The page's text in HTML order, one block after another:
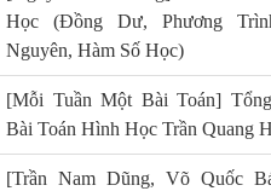
Học (Đồng Dư, Phương
Nguyên, Hàm Số Học)
[Mỗi Tuần Một Bài Toán]
Bài Toán Hình Học Trần Quang
[Trần Nam Dũng, Võ Quốc